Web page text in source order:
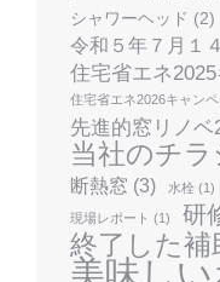
シャワーヘッド (2)
令和５年７月１
住宅省エネ
住宅省エネ2026キャン
先進的窓リノベ
当社のチラ
断熱窓 (3) 水栓 (1)
現場レポート (1) 研
終了した補
美味し